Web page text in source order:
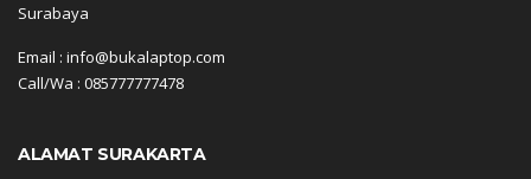
Surabaya
Email : info@bukalaptop.com
Call/Wa : 085777777478
ALAMAT SURAKARTA